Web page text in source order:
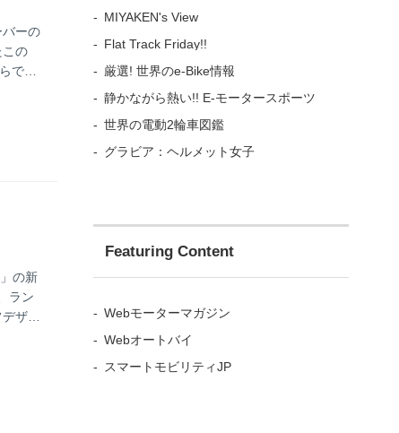
ーの
の
でも
なの
約
トレ
の新
ラン
ザイ
再
を実
ー
MIYAKEN's View
Flat Track Friday!!
厳選! 世界のe-Bike情報
静かながら熱い!! E-モータースポーツ
世界の電動2輪車図鑑
グラビア：ヘルメット女子
Featuring Content
Webモーターマガジン
Webオートバイ
スマートモビリティJP